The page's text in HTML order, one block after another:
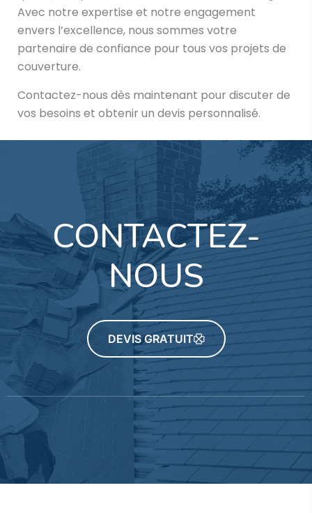
Avec notre expertise et notre engagement
envers l’excellence, nous sommes votre
partenaire de confiance pour tous vos projets de
couverture.
Contactez-nous dès maintenant pour discuter de
vos besoins et obtenir un devis personnalisé.
CONTACTEZ-
NOUS
DEVIS GRATUIT